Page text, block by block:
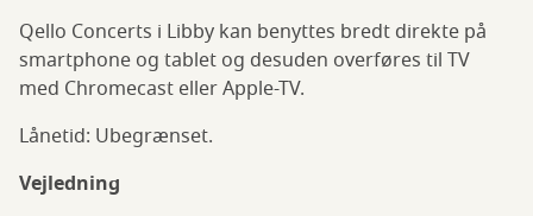
Qello Concerts i Libby kan benyttes bredt direkte på
smartphone og tablet og desuden overføres til TV
med Chromecast eller Apple-TV.
Lånetid: Ubegrænset.
Vejledning